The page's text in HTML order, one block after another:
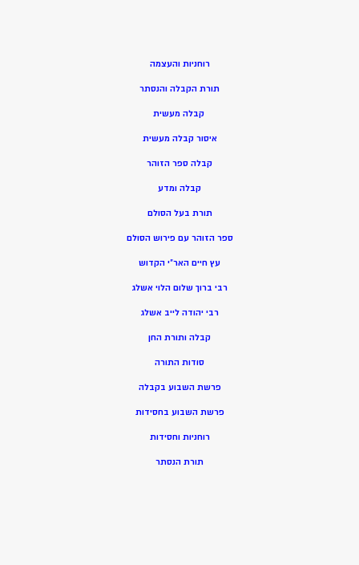
רוחניות והעצמה
תורת הקבלה והנסתר
קבלה מעשית
איסור קבלה מעשית
קבלה ספר הזוהר
קבלה ומדע
תורת בעל הסולם
ספר הזוהר עם פירוש הסולם
עץ חיים האר”י הקדוש
רבי ברוך שלום הלוי אשלג
רבי יהודה לייב אשלג
קבלה ותורת החן
סודות התורה
פרשת השבוע בקבלה
פרשת השבוע בחסידות
רוחניות וחסידות
תורת הנסתר